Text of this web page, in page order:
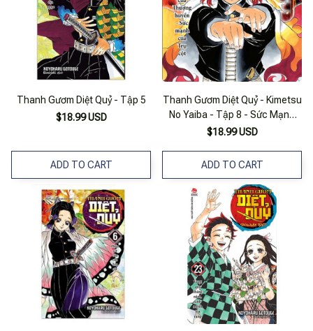
Thanh Gươm Diệt Quỷ - Tập 5
$18.99 USD
ADD TO CART
Thanh Gươm Diệt Quỷ - Kimetsu
No Yaiba - Tập 8 - Sức Mạnh
Của Thượng Huyền - Sức Mạnh
$18.99 USD
ADD TO CART